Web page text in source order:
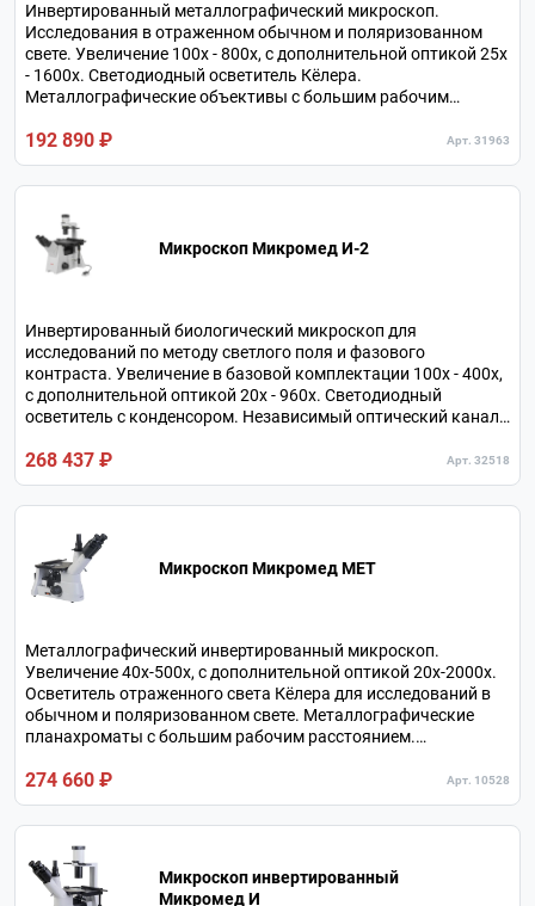
Инвертированный металлографический микроскоп.
Исследования в отраженном обычном и поляризованном
свете. Увеличение 100х - 800х, с дополнительной оптикой 25х
- 1600х. Светодиодный осветитель Кёлера.
Металлографические объективы с большим рабочим
Револьверное устройство на 5 объективов.
192 890 ₽ Арт. 31963
Микроскоп Микромед И-2
Инвертированный биологический микроскоп для
исследований по методу светлого поля и фазового
контраста. Увеличение в базовой комплектации 100х - 400х,
с дополнительной оптикой 20х - 960х. Светодиодный
осветитель с конденсором. Независимый оптический канал
до 5 кг. Револьверное устройство на 6 объективов.
268 437 ₽ Арт. 32518
Микроскоп Микромед МЕТ
Металлографический инвертированный микроскоп.
Увеличение 40х-500х, с дополнительной оптикой 20х-2000х.
Осветитель отраженного света Кёлера для исследований в
обычном и поляризованном свете. Металлографические
планахроматы с большим рабочим расстоянием.
каналом визуализации.
274 660 ₽ Арт. 10528
Микроскоп инвертированный
Микромед И